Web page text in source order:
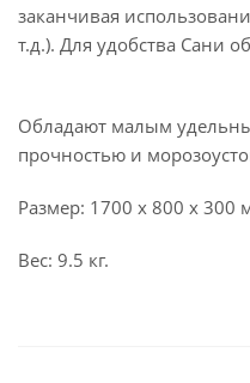
заканчивая
т.д.). Для удобства Сани
Обладают малым
прочностью и
Размер: 1700 х 800 х 300
Вес: 9.5 кг.